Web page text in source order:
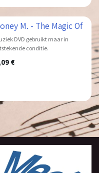
M. - The Magic Of
DVD gebruikt maar in
conditie.
€